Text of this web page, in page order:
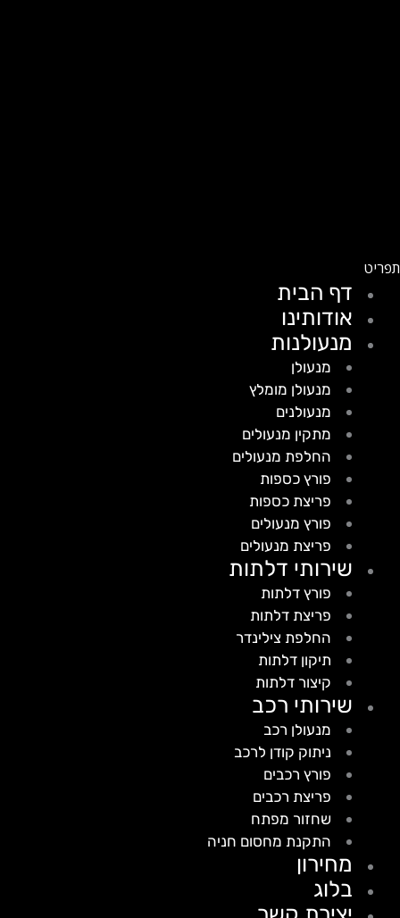
דף הבית
אודותינו
מנעולנות
מנעולן
מנעולן מומלץ
מנעולנים
מתקין מנעולים
החלפת מנעולים
פורץ כספות
פריצת כספות
פורץ מנעולים
פריצת מנעולים
שירותי דלתות
פורץ דלתות
פריצת דלתות
החלפת צילינדר
תיקון דלתות
קיצור דלתות
שירותי רכב
מנעולן רכב
ניתוק קודן לרכב
פורץ רכבים
פריצת רכבים
שחזור מפתח
התקנת מחסום חניה
מחירון
בלוג